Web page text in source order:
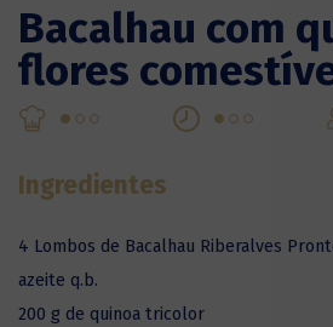
Bacalhau com
flores
Ingredientes
4 Lombos de Bacalhau Riberalves
azeite q.b.
200 g de quinoa tricolor